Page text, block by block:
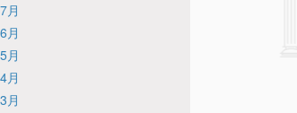
月
月
月
月
月